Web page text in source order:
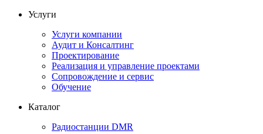
Услуги
Услуги компании
Аудит и Консалтинг
Проектирование
Реализация и управление проектами
Сопровождение и сервис
Обучение
Каталог
Радиостанции DMR